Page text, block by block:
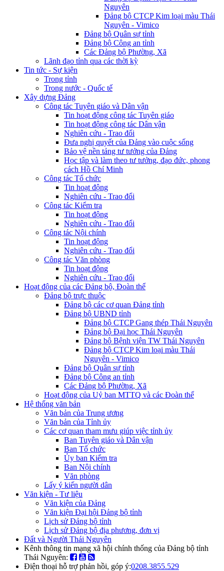
Nguyên
Đảng bộ CTCP Kim loại màu Thái
Nguyên - Vimico
Đảng bộ Quân sự tỉnh
Đảng bộ Công an tỉnh
Các Đảng bộ Phường, Xã
Lãnh đạo tỉnh qua các thời kỳ
Tin tức - Sự kiện
Trong tỉnh
Trong nước - Quốc tế
Xây dựng Đảng
Công tác Tuyên giáo và Dân vận
Tin hoạt động công tác Tuyên giáo
Tin hoạt động công tác Dân vận
Nghiên cứu - Trao đổi
Đưa nghị quyết của Đảng vào cuộc sống
Bảo vệ nền tảng tư tưởng của Đảng
Học tập và làm theo tư tưởng, đạo đức, phong
cách Hồ Chí Minh
Công tác Tổ chức
Tin hoạt động
Nghiên cứu - Trao đổi
Công tác Kiểm tra
Tin hoạt động
Nghiên cứu - Trao đổi
Công tác Nội chính
Tin hoạt động
Nghiên cứu - Trao đổi
Công tác Văn phòng
Tin hoạt động
Nghiên cứu - Trao đổi
Hoạt động của các Đảng bộ, Đoàn thể
Đảng bộ trực thuộc
Đảng bộ các cơ quan Đảng tỉnh
Đảng bộ UBND tỉnh
Đảng bộ CTCP Gang thép Thái Nguyên
Đảng bộ Đại học Thái Nguyên
Đảng bộ Bệnh viện TW Thái Nguyên
Đảng bộ CTCP Kim loại màu Thái
Nguyên - Vimico
Đảng bộ Quân sự tỉnh
Đảng bộ Công an tỉnh
Các Đảng bộ Phường, Xã
Hoạt động của Uỷ ban MTTQ và các Đoàn thể
Hệ thống văn bản
Văn bản của Trung ương
Văn bản của Tỉnh ủy
Các cơ quan tham mưu giúp việc tỉnh ủy
Ban Tuyên giáo và Dân vận
Ban Tổ chức
Ủy ban Kiểm tra
Ban Nội chính
Văn phòng
Lấy ý kiến người dân
Văn kiện - Tư liệu
Văn kiện của Đảng
Văn kiện Đại hội Đảng bộ tỉnh
Lịch sử Đảng bộ tỉnh
Lịch sử Đảng bộ địa phương, đơn vị
Đất và Người Thái Nguyên
Kênh thông tin mạng xã hội chính thống của Đảng bộ tỉnh
Thái Nguyên:
Điện thoại hỗ trợ phản hồi, góp ý:0208.3855.529